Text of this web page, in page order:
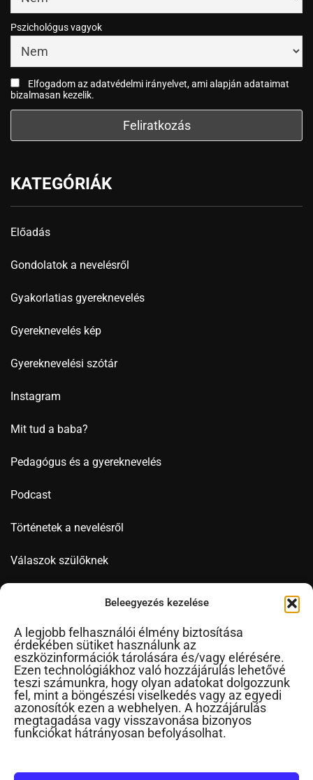
Beleegyezés kezelése
A legjobb felhasználói élmény biztosítása
érdekében sütiket használunk az
eszközinformációk tárolására és/vagy elérésére.
Ezen technológiákhoz való hozzájárulás lehetővé
teszi számunkra, hogy olyan adatokat dolgozzunk
fel, mint a böngészési viselkedés vagy az egyedi
azonosítók ezen a webhelyen. A hozzájárulás
megtagadása vagy visszavonása bizonyos
funkciókat hátrányosan befolyásolhat.
Pszichológus vagyok
Elfogadom az adatvédelmi irányelvet, ami alapján adataimat
bizalmasan kezelik.
KATEGÓRIÁK
Előadás
Gondolatok a nevelésről
Gyakorlatias gyereknevelés
Gyereknevelés kép
Gyereknevelési szótár
Instagram
Mit tud a baba?
Pedagógus és a gyereknevelés
Podcast
Történetek a nevelésről
Válaszok szülőknek
Novák Ferenc
Cikkek ábécérendben
Impresszum
RSS
Kapcsolat